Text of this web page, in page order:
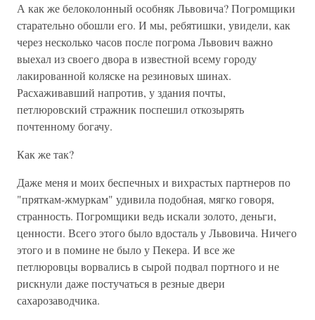
А как же белоколонный особняк Львовича? Погромщики
старательно обошли его. И мы, ребятишки, увидели, как
через несколько часов после погрома Львович важно
выехал из своего двора в известной всему городу
лакированной коляске на резиновых шинах.
Расхаживавший напротив, у здания почты,
петлюровский стражник поспешил откозырять
почтенному богачу.
Как же так?
Даже меня и моих беспечных и вихрастых партнеров по
"пряткам-жмуркам" удивила подобная, мягко говоря,
странность. Погромщики ведь искали золото, деньги,
ценности. Всего этого было вдосталь у Львовича. Ничего
этого и в помине не было у Пекера. И все же
петлюровцы ворвались в сырой подвал портного и не
рискнули даже постучаться в резные двери
сахарозаводчика.